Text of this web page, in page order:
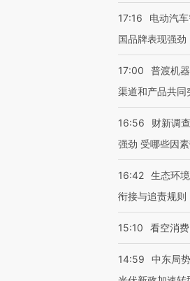
17:16
电动汽
国品牌表现强劲
17:00
普渡机
渠道和产品共同
16:56
财新调
强劲 受哪些因
16:42 生态环
衔接与追责规则
15:10 看空消
14:59
中东局